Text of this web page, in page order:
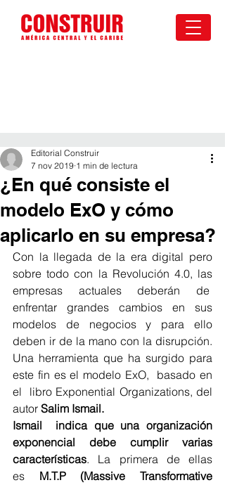
¿En qué consiste el
modelo ExO y cómo
aplicarlo en su empresa?
Editorial Construir
7 nov 2019 1 min de lectura
Con la llegada de la era digital pero
sobre todo con la Revolución 4.0, las
empresas actuales deberán de
enfrentar grandes cambios en sus
modelos de negocios y para ello
deben ir de la mano con la disrupción.
Una herramienta que ha surgido para
este fin es el modelo ExO,  basado en
el  libro Exponential Organizations, del
autor Salim Ismail.
Ismail  indica que una organización
exponencial debe cumplir varias
características. La primera de ellas
es M.T.P (Massive Transformative